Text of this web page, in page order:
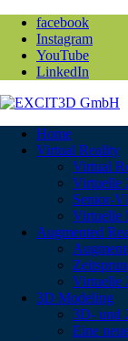
facebook
Instagram
YouTube
LinkedIn
Home
Virtual Reality
Virtual
Virtuelle
Senior-
Virtuelle
Augmented
Virtuelle
3D Modeling
3D- und
Eine